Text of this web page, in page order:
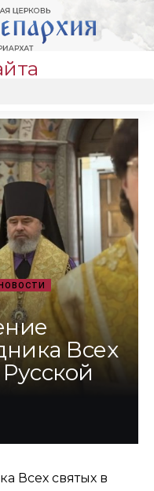
Всех
Всех святых в